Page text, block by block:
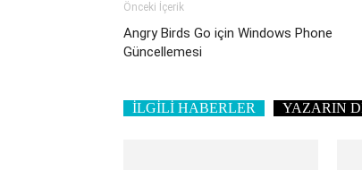
Önceki İçerik
Angry Birds Go için Windows Phone
Güncellemesi
İLGİLİ HABERLER YAZARIN